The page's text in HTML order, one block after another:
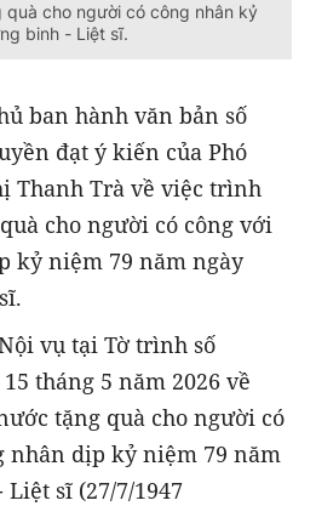
quà cho người có công nhân kỷ
binh - Liệt sĩ.
ban hành văn bản số
đạt ý kiến của Phó
Thanh Trà về việc trình
cho người có công với
kỷ niệm 79 năm ngày
vụ tại Tờ trình số
tháng 5 năm 2026 về
tặng quà cho người có
nhân dịp kỷ niệm 79 năm
sĩ (27/7/1947